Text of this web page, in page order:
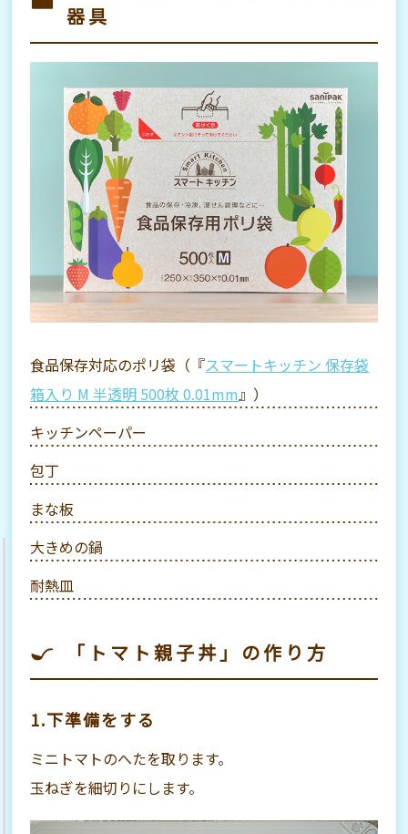
器具
食品保存対応のポリ袋（『スマートキッチン 保存袋
箱入り M 半透明 500枚 0.01mm』）
キッチンペーパー
包丁
まな板
大きめの鍋
耐熱皿
「トマト親子丼」の作り方
1.下準備をする
ミニトマトのへたを取ります。
玉ねぎを細切りにします。